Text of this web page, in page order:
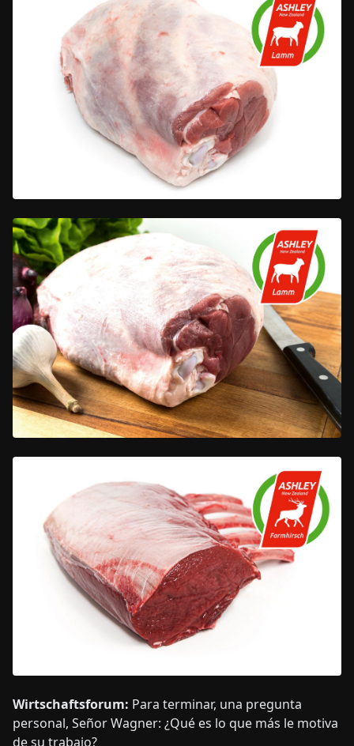
Wirtschaftsforum: Para terminar, una pregunta
personal, Señor Wagner: ¿Qué es lo que más le motiva
de su trabajo?